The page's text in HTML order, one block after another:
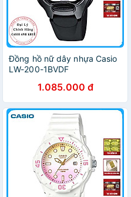
Đồng hồ nữ dây nhựa Casio
LW-200-1BVDF
1.085.000 đ